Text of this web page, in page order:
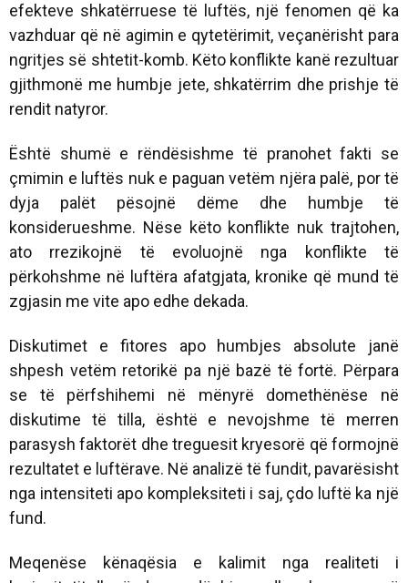
efekteve shkatërruese të luftës, një fenomen që ka
vazhduar që në agimin e qytetërimit, veçanërisht para
ngritjes së shtetit-komb. Këto konflikte kanë rezultuar
gjithmonë me humbje jete, shkatërrim dhe prishje të
rendit natyror.
Është shumë e rëndësishme të pranohet fakti se
çmimin e luftës nuk e paguan vetëm njëra palë, por të
dyja palët pësojnë dëme dhe humbje të
konsiderueshme. Nëse këto konflikte nuk trajtohen,
ato rrezikojnë të evoluojnë nga konflikte të
përkohshme në luftëra afatgjata, kronike që mund të
zgjasin me vite apo edhe dekada.
Diskutimet e fitores apo humbjes absolute janë
shpesh vetëm retorikë pa një bazë të fortë. Përpara
se të përfshihemi në mënyrë domethënëse në
diskutime të tilla, është e nevojshme të merren
parasysh faktorët dhe treguesit kryesorë që formojnë
rezultatet e luftërave. Në analizë të fundit, pavarësisht
nga intensiteti apo kompleksiteti i saj, çdo luftë ka një
fund.
Meqenëse kënaqësia e kalimit nga realiteti i